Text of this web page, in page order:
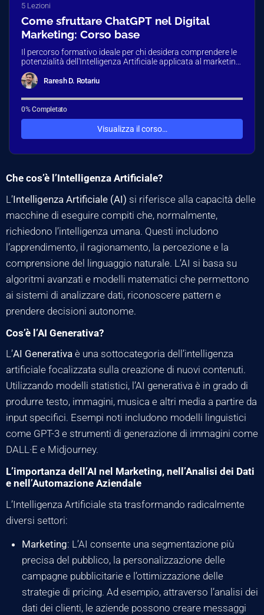
5 Lezioni
Come sfruttare ChatGPT nel Digital
Marketing: Corso base
Il percorso formativo ideale per chi desidera comprendere le
potenzialità dell'Intelligenza Artificiale applicata al marketing.
Impara a usare ChatGPT e…
Raresh D. Rotariu
0% Completato
Visualizza il corso…
Che cos’è l’Intelligenza Artificiale?
L’Intelligenza Artificiale (AI) si riferisce alla capacità delle
macchine di eseguire compiti che, normalmente,
richiedono l’intelligenza umana. Questi includono
l’apprendimento, il ragionamento, la percezione e la
comprensione del linguaggio naturale. L’AI si basa su
algoritmi avanzati e modelli matematici che permettono
ai sistemi di analizzare dati, riconoscere pattern e
prendere decisioni autonome.
Cos’è l’AI Generativa?
L’AI Generativa è una sottocategoria dell’intelligenza
artificiale focalizzata sulla creazione di nuovi contenuti.
Utilizzando modelli statistici, l’AI generativa è in grado di
produrre testo, immagini, musica e altri media a partire da
input specifici. Esempi noti includono modelli linguistici
come GPT-3 e strumenti di generazione di immagini come
DALL·E e Midjourney.
L’importanza dell’AI nel Marketing, nell’Analisi dei Dati
e nell’Automazione Aziendale
L’Intelligenza Artificiale sta trasformando radicalmente
diversi settori:
Marketing: L’AI consente una segmentazione più
precisa del pubblico, la personalizzazione delle
campagne pubblicitarie e l’ottimizzazione delle
strategie di pricing. Ad esempio, attraverso l’analisi dei
dati dei clienti, le aziende possono creare messaggi